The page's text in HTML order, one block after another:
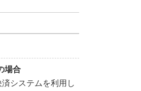
場合
システムを利用し